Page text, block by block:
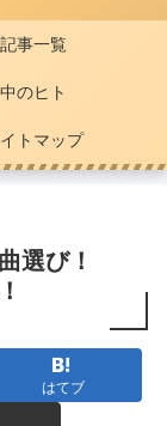
記事一覧
中のヒト
トマップ
選び！
はてブ